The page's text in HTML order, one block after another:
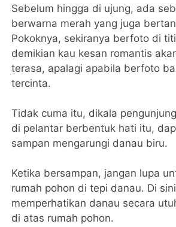
Sebelum hingga di ujung, ada
berwarna merah yang juga
Pokoknya, sekiranya berfoto di
demikian kau kesan romantis
terasa, apalagi apabila berfoto
tercinta.
Tidak cuma itu, dikala
di pelantar berbentuk hati itu,
sampan mengarungi danau biru.
Ketika bersampan, jangan lupa
rumah pohon di tepi danau. Di
memperhatikan danau secara
di atas rumah pohon.